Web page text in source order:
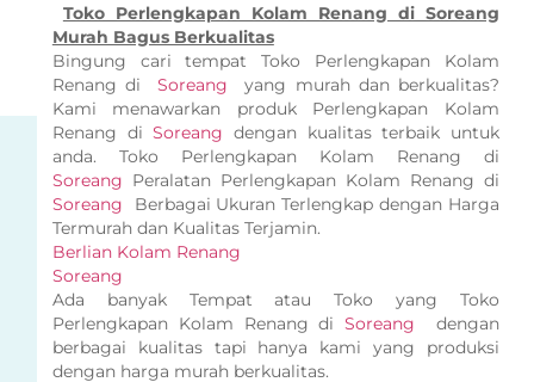
Toko Perlengkapan Kolam Renang di Soreang
Murah Bagus Berkualitas
Bingung cari tempat Toko Perlengkapan Kolam
Renang diSoreang yang murah dan berkualitas?
Kami menawarkan produk Perlengkapan Kolam
Renang diSoreang dengan kualitas terbaik untuk
anda. Toko Perlengkapan Kolam Renang di
Soreang Peralatan Perlengkapan Kolam Renang di
Soreang
Berbagai Ukuran Terlengkap dengan Harga
Termurah dan Kualitas Terjamin.
Berlian Kolam Renang
Soreang
Ada banyak Tempat atau Toko yang Toko
Perlengkapan Kolam Renang diSoreang dengan
berbagai kualitas tapi hanya kami yang produksi
dengan harga murah berkualitas.